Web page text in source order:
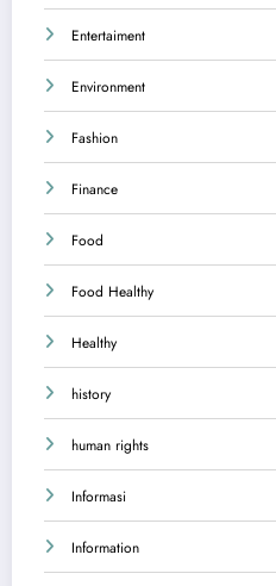
Entertaiment
Environment
Fashion
Finance
Food
Food Healthy
Healthy
history
human rights
Informasi
Information